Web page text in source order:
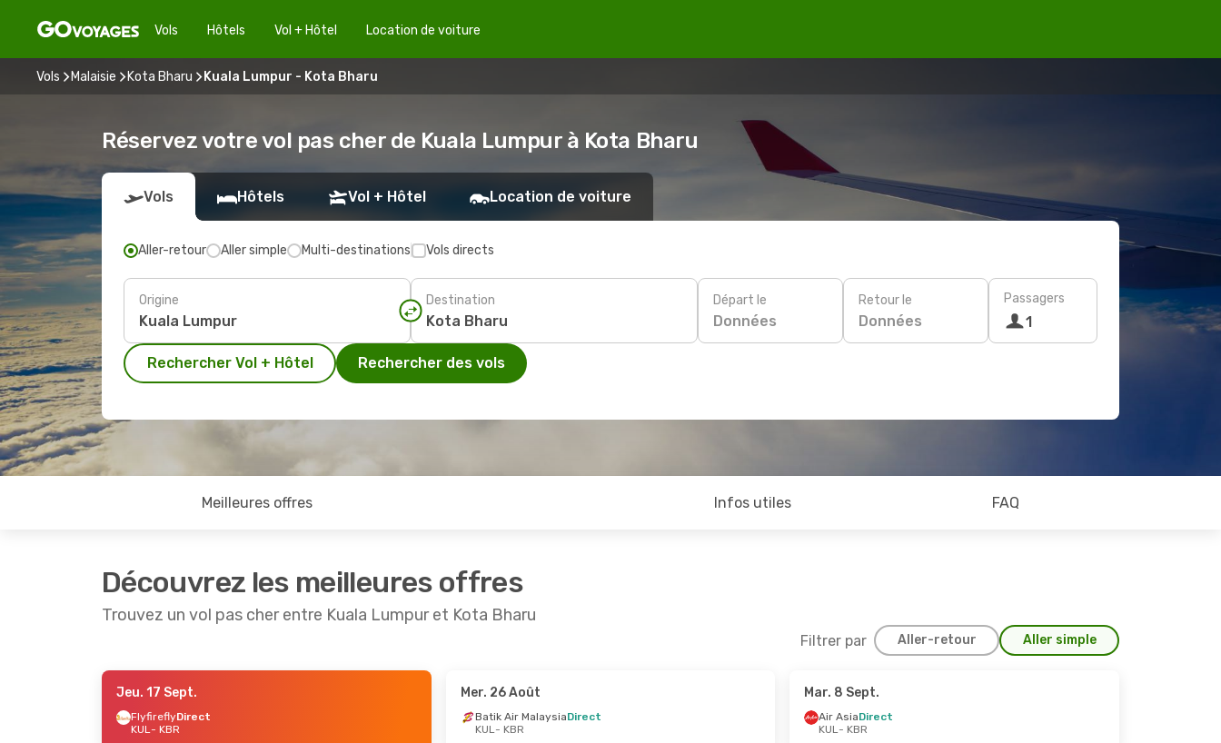
Vols Hôtels Vol + Hôtel Location de voiture
Vols Malaisie Kota Bharu Kuala Lumpur - Kota Bharu
Réservez votre vol pas cher de Kuala Lumpur à Kota Bharu
Vols Hôtels Vol + Hôtel Location de voiture
Aller-retour Aller simple Multi-destinations Vols directs
Origine Destination Départ le
Données
Retour le
Données
Passagers
1
Rechercher Vol + Hôtel Rechercher des vols
Meilleures offres Infos utiles FAQ
Découvrez les meilleures offres
Trouvez un vol pas cher entre Kuala Lumpur et Kota Bharu
Filtrer par Aller-retour Aller simple
- Sam. 24 Oct. - Lun. 12 Oct.
Jeu. 17 Sept.
FlyfireflyDirect
KUL- KBR
Mer. 26 Août
Batik Air MalaysiaDirect
KUL- KBR
Mar. 8 Sept.
Air AsiaDirect
KUL- KBR